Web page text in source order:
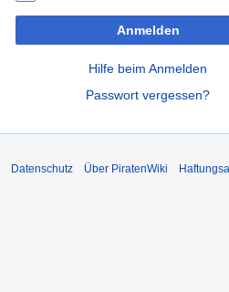
Anmelden
Hilfe beim Anmelden
Passwort vergessen?
Datenschutz Über PiratenWiki